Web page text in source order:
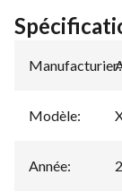
Manufacturier:
Modèle:
Année: